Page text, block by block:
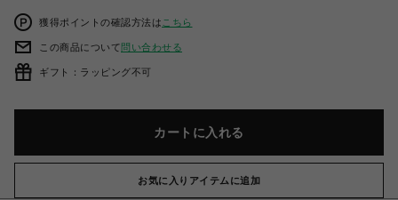
獲得ポイントの確認方法は こちら
この商品について問い合わせる
ギフト：ラッピング不可
カートに入れる
お気に入りアイテムに追加